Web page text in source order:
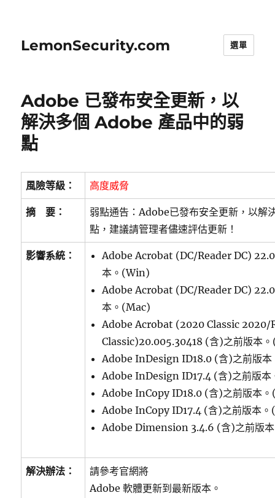
LemonSecurity.com 選單
Adobe 已發布安全更新，以
解決多個 Adobe 產品中的弱
點
風險等級： 高度威脅
摘 要：
弱點通告：Adobe已發布安全更新，以解
點，建議請管理者儘速評估更新！
影響系統：
Adobe Acrobat (DC/Reader DC)
本。(Win)
Adobe Acrobat (DC/Reader DC)
本。(Mac)
Adobe Acrobat (2020 Classic 2020/
Classic)20.005.30418 (含)之前版本
Adobe InDesign ID18.0 (含)之前版
Adobe InDesign ID17.4 (含)之前版
Adobe InCopy ID18.0 (含)之前版本
Adobe InCopy ID17.4 (含)之前版本
Adobe Dimension 3.4.6 (含)之前版
解決辦法：
請參考官網將
Adobe 軟體更新到最新版本。